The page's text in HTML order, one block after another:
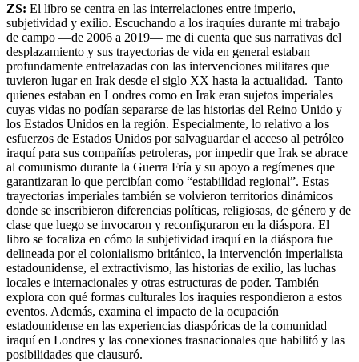
ZS: El libro se centra en las interrelaciones entre imperio,
subjetividad y exilio. Escuchando a los iraquíes durante mi trabajo
de campo —de 2006 a 2019— me di cuenta que sus narrativas del
desplazamiento y sus trayectorias de vida en general estaban
profundamente entrelazadas con las intervenciones militares que
tuvieron lugar en Irak desde el siglo XX hasta la actualidad. Tanto
quienes estaban en Londres como en Irak eran sujetos imperiales
cuyas vidas no podían separarse de las historias del Reino Unido y
los Estados Unidos en la región. Especialmente, lo relativo a los
esfuerzos de Estados Unidos por salvaguardar el acceso al petróleo
iraquí para sus compañías petroleras, por impedir que Irak se abrace
al comunismo durante la Guerra Fría y su apoyo a regímenes que
garantizaran lo que percibían como “estabilidad regional”. Estas
trayectorias imperiales también se volvieron territorios dinámicos
donde se inscribieron diferencias políticas, religiosas, de género y de
clase que luego se invocaron y reconfiguraron en la diáspora. El
libro se focaliza en cómo la subjetividad iraquí en la diáspora fue
delineada por el colonialismo británico, la intervención imperialista
estadounidense, el extractivismo, las historias de exilio, las luchas
locales e internacionales y otras estructuras de poder. También
explora con qué formas culturales los iraquíes respondieron a estos
eventos. Además, examina el impacto de la ocupación
estadounidense en las experiencias diaspóricas de la comunidad
iraquí en Londres y las conexiones trasnacionales que habilitó y las
posibilidades que clausuró.